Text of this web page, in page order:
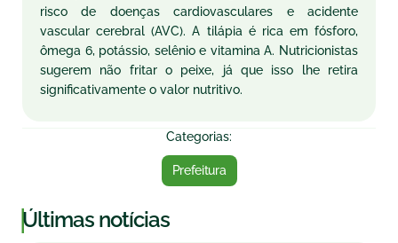
risco de doenças cardiovasculares e acidente
vascular cerebral (AVC). A tilápia é rica em fósforo,
ômega 6, potássio, selênio e vitamina A. Nutricionistas
sugerem não fritar o peixe, já que isso lhe retira
significativamente o valor nutritivo.
Categorias:
Prefeitura
|Últimas notícias